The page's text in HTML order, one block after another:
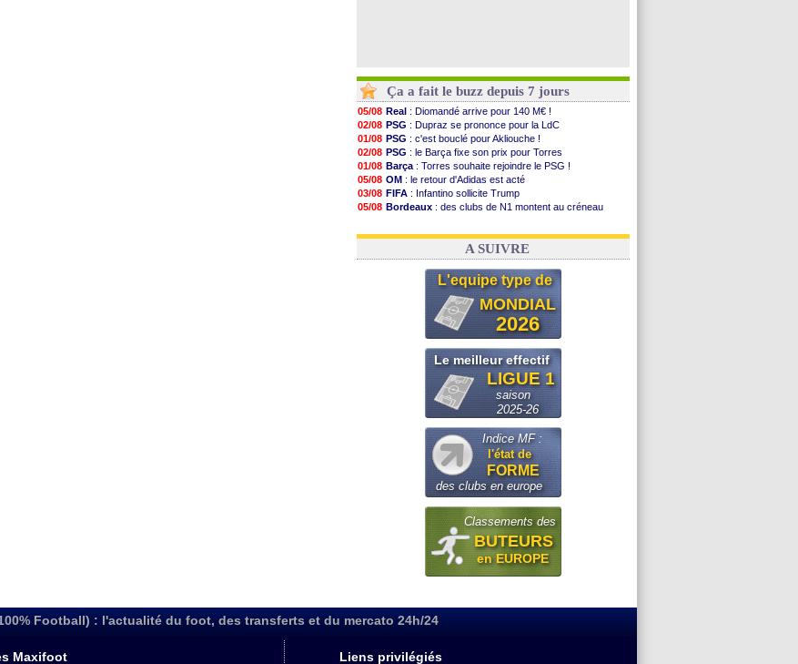
Ça a fait le buzz depuis 7 jours
05/08 Real : Diomandé arrive pour 140 M€ !
02/08 PSG : Dupraz se prononce pour la LdC
01/08 PSG : c'est bouclé pour Akliouche !
02/08 PSG : le Barça fixe son prix pour Torres
01/08 Barça : Torres souhaite rejoindre le PSG !
05/08 OM : le retour d'Adidas est acté
03/08 FIFA : Infantino sollicite Trump
05/08 Bordeaux : des clubs de N1 montent au créneau
03/08 Real: le démenti de Leipzig pour Diomandé
A SUIVRE
L'equipe type de
MONDIAL
2026
Le meilleur effectif
LIGUE 1
saison
2025-26
Indice MF :
l'état de
FORME
des clubs en europe
Classements des
BUTEURS
en EUROPE
Football) : l'actualité du foot, des transferts et du mercato 24h/24
Maxifoot Liens privilégiés